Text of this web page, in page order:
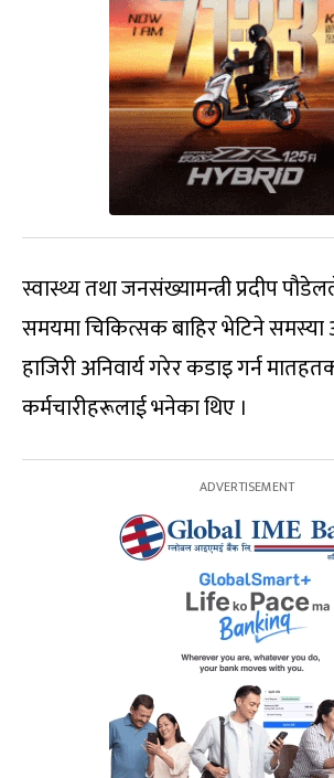
स्वास्थ्य तथा जनसंख्यामन्त्री प्रदीप
समयमा चिकित्सक बाहिर भेटिने समस्या
हाजिरी अनिवार्य गरेर कडाइ गर्न
कर्मचारीहरूलाई भनेका थिए ।